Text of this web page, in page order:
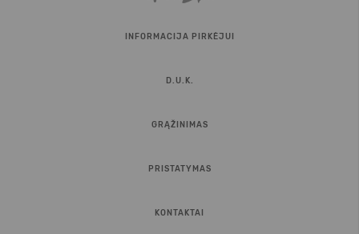
INFORMACIJA PIRKĖJUI
D.U.K.
GRĄŽINIMAS
PRISTATYMAS
KONTAKTAI